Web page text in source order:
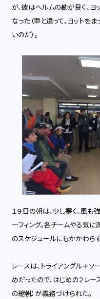
が、彼はヘルムの勘が良く、
なった（車と違って、ヨット
いのだ）。
１９日の朝は、少し寒く、風も
ーフィング。各チームやる気に
のスケジュールにもかかわら
レースは、トライアングル＋
めだったので、はじめの２レー
の縮帆）が義務づけられた。